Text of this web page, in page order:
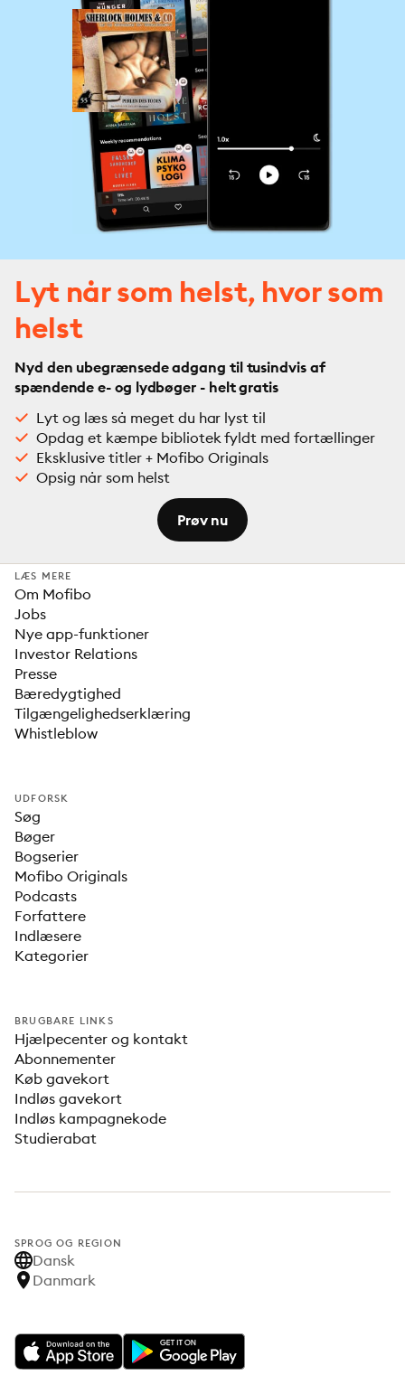
Lyt når som helst, hvor som
helst
Nyd den ubegrænsede adgang til tusindvis af
spændende e- og lydbøger - helt gratis
Lyt og læs så meget du har lyst til
Opdag et kæmpe bibliotek fyldt med fortællinger
Eksklusive titler + Mofibo Originals
Opsig når som helst
Prøv nu
LÆS MERE
Om Mofibo
Jobs
Nye app-funktioner
Investor Relations
Presse
Bæredygtighed
Tilgængelighedserklæring
Whistleblow
UDFORSK
Søg
Bøger
Bogserier
Mofibo Originals
Podcasts
Forfattere
Indlæsere
Kategorier
BRUGBARE LINKS
Hjælpecenter og kontakt
Abonnementer
Køb gavekort
Indløs gavekort
Indløs kampagnekode
Studierabat
SPROG OG REGION
Dansk
Danmark